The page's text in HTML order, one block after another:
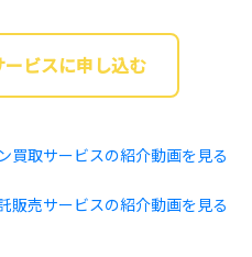
ビスに申し込む
買取サービスの紹介動画を見る
販売サービスの紹介動画を見る